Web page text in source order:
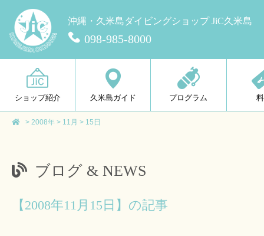
沖縄・久米島ダイビングショップ JiC久米島
098-985-8000
ショップ紹介 久米島ガイド プログラム
> 2008年 > 11月 > 15日
ブログ & NEWS
【2008年11月15日】の記事